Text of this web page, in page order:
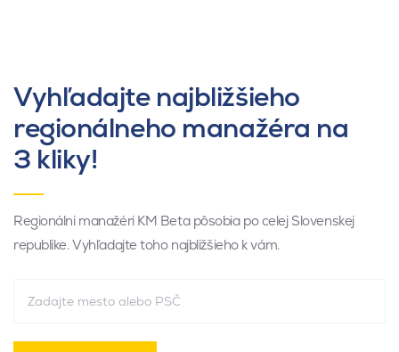
Vyhľadajte najbližšieho
regionálneho manažéra na
3 kliky!
Regionálni manažéri KM Beta pôsobia po celej Slovenskej
republike. Vyhľadajte toho najbližšieho k vám.